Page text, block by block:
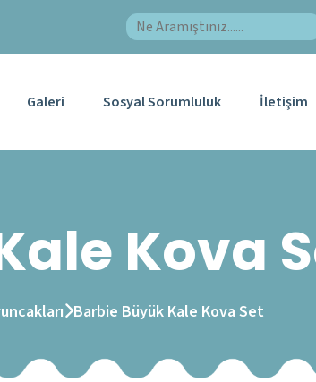
Galeri Sosyal Sorumluluk İletişim
Kova
Barbie Büyük Kale Kova Set